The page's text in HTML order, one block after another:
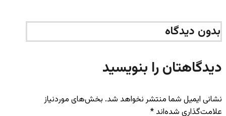
بدون دیدگاه
دیدگاهتان را بنویسید
نشانی ایمیل شما منتشر نخواهد شد. بخش‌های موردنیاز
علامت‌گذاری شده‌اند *